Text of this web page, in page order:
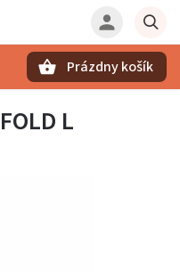
Prázdny košík
L